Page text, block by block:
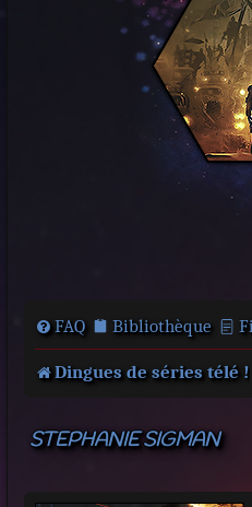
FAQ Bibliothèque
Dingues de séries télé !
STEPHANIE SIGMAN